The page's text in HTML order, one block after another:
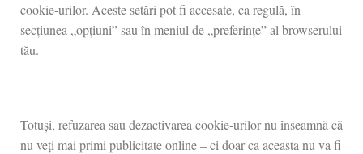
cookie-urilor. Aceste setări pot fi accesate, ca regulă, în
secțiunea „opțiuni” sau în meniul de „preferințe” al browserului
tău.
Totuși, refuzarea sau dezactivarea cookie-urilor nu înseamnă că
nu veți mai primi publicitate online – ci doar ca aceasta nu va fi